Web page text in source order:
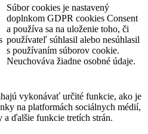
Súbor cookies je nastavený
doplnkom GDPR cookies Consent
a používa sa na uloženie toho, či
používateľ súhlasil alebo nesúhlasil
s používaním súborov cookie.
Neuchováva žiadne osobné údaje.
vykonávať určité funkcie, ako je
na platformách sociálnych médií,
a ďalšie funkcie tretích strán.